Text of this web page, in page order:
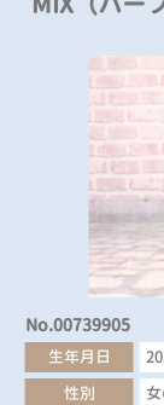
No.00739905
生年月日
性別